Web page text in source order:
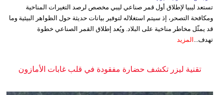
تستعد ليبيا لإطلاق أول قمر صناعي ليبي مخصص لرصد التغيرات المناخية
ومكافحة التصحر، إذ سيتم استغلاله لتوفير بيانات حديثة حول الظواهر البيئية وما
قد يمثّل مخاطر مناخية على البلاد. ويُعد إطلاق القمر الصناعي خطوة
تهدف... المزيد
تقنية ليزر تكشف حضارة مفقودة في قلب غابات الأمازون